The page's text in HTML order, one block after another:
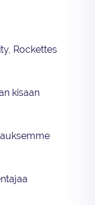
Rockettes
kisaan